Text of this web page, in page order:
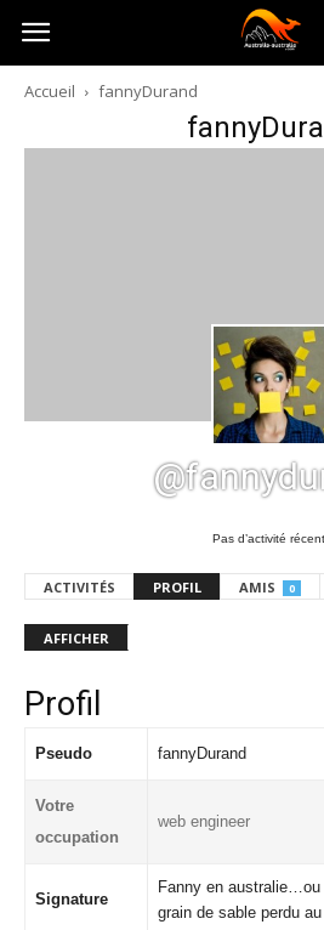
Australia-
australie.com
Accueil fannyDurand
Pas d’activité
ACTIVITÉS PROFIL AMIS 0
AFFICHER
Profil
Pseudo fannyDurand
Votre
occupation
web engineer
Signature
Fanny en australie…ou
grain de sable perdu